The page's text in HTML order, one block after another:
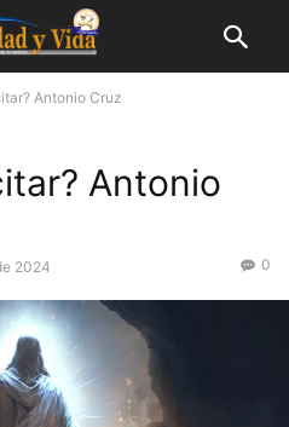
Antonio Cruz
Antonio
2024 0